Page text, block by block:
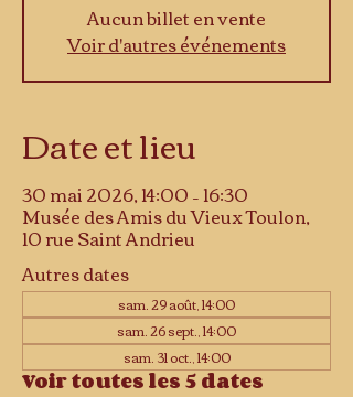
Aucun billet en vente
Voir d'autres événements
Date et lieu
30 mai 2026, 14:00 – 16:30
Musée des Amis du Vieux Toulon,
10 rue Saint Andrieu
Autres dates
sam. 29 août, 14:00
sam. 26 sept., 14:00
sam. 31 oct., 14:00
Voir toutes les 5 dates